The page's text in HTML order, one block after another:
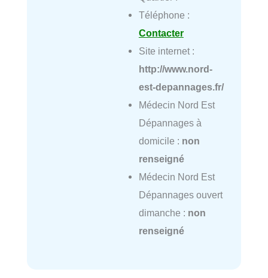
Téléphone :
Contacter
Site internet :
http://www.nord-
est-depannages.fr/
Médecin Nord Est
Dépannages à
domicile : non
renseigné
Médecin Nord Est
Dépannages ouvert
dimanche : non
renseigné